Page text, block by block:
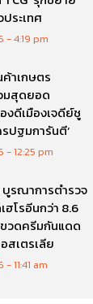
ระเทศ
4:19 pm
าเกษตร
มสุดยอด
งดีเมืองเจดีย์ชู
ปฐมการันตี’
12:25 pm
บูรณาการตำรวจ
ฮโรอีนกว่า 8.6
วดครีมกันแดด
สเตรเลีย
11:41 am